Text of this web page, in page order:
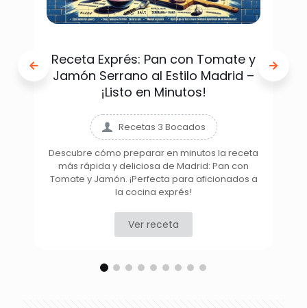
Receta Exprés: Pan con Tomate y
Jamón Serrano al Estilo Madrid –
¡Listo en Minutos!
Recetas 3 Bocados
Descubre cómo preparar en minutos la receta
más rápida y deliciosa de Madrid: Pan con
Tomate y Jamón. ¡Perfecta para aficionados a
la cocina exprés!
Ver receta